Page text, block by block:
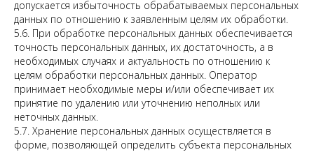
допускается избыточность обрабатываемых персональных
данных по отношению к заявленным целям их обработки.
5.6. При обработке персональных данных обеспечивается
точность персональных данных, их достаточность, а в
необходимых случаях и актуальность по отношению к
целям обработки персональных данных. Оператор
принимает необходимые меры и/или обеспечивает их
принятие по удалению или уточнению неполных или
неточных данных.
5.7. Хранение персональных данных осуществляется в
форме, позволяющей определить субъекта персональных